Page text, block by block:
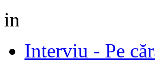
in
Interviu - Pe